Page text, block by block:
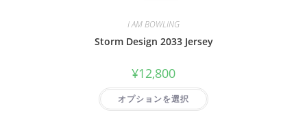
I AM BOWLING
Storm Design 2033 Jersey
¥12,800
オプションを選択